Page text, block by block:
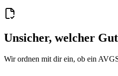
Unsicher, welcher
Wir ordnen mit dir ein, ob ein